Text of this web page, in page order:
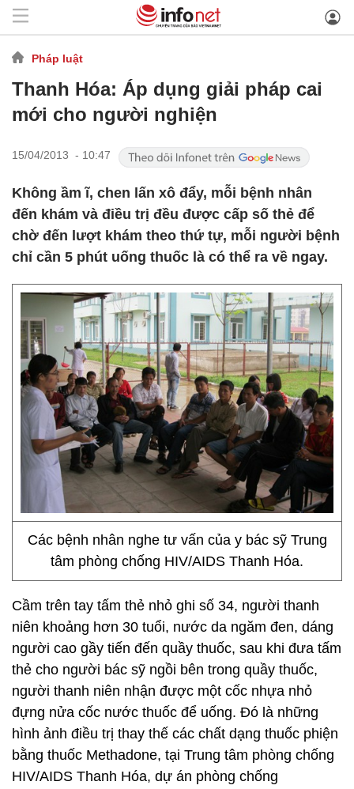
Pháp luật
Thanh Hóa: Áp dụng giải pháp cai
mới cho người nghiện
15/04/2013 - 10:47
Không ầm ĩ, chen lấn xô đẩy, mỗi bệnh nhân
đến khám và điều trị đều được cấp số thẻ để
chờ đến lượt khám theo thứ tự, mỗi người bệnh
chỉ cần 5 phút uống thuốc là có thể ra về ngay.
Các bệnh nhân nghe tư vấn của y bác sỹ Trung
tâm phòng chống HIV/AIDS Thanh Hóa.
Cầm trên tay tấm thẻ nhỏ ghi số 34, người thanh
niên khoảng hơn 30 tuổi, nước da ngăm đen, dáng
người cao gầy tiến đến quầy thuốc, sau khi đưa tấm
thẻ cho người bác sỹ ngồi bên trong quầy thuốc,
người thanh niên nhận được một cốc nhựa nhỏ
đựng nửa cốc nước thuốc để uống. Đó là những
hình ảnh điều trị thay thế các chất dạng thuốc phiện
bằng thuốc Methadone, tại Trung tâm phòng chống
HIV/AIDS Thanh Hóa, dự án phòng chống